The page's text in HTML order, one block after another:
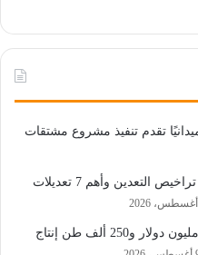
تقدم تنفيذ مشروع مشتقات
تعرف على خطوات تيسير إجراءات تراخيص التعدين وأهم 7 تعديلات
مشروع فوسفات أبو طرطور.. 658 مليون دولار و250 ألف طن إنتاج